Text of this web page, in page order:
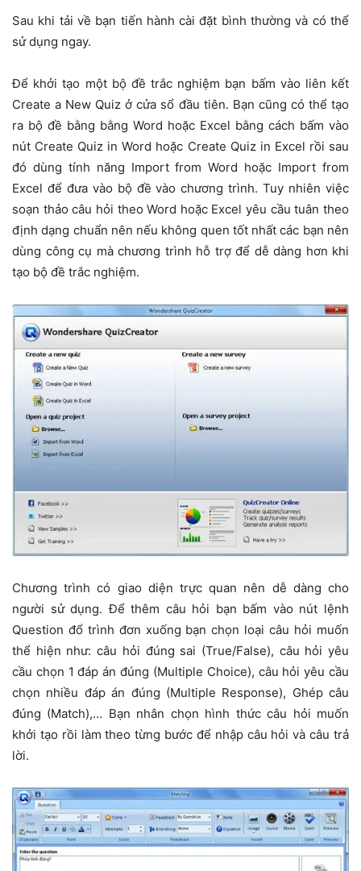
Sau khi tải về bạn tiến hành cài đặt bình thường và có thể
sử dụng ngay.
Để khởi tạo một bộ đề trắc nghiệm bạn bấm vào liên kết
Create a New Quiz ở cửa sổ đầu tiên. Bạn cũng có thể tạo
ra bộ đề bằng bằng Word hoặc Excel bằng cách bấm vào
nút Create Quiz in Word hoặc Create Quiz in Excel rồi sau
đó dùng tính năng Import from Word hoặc Import from
Excel để đưa vào bộ đề vào chương trình. Tuy nhiên việc
soạn thảo câu hỏi theo Word hoặc Excel yêu cầu tuân theo
định dạng chuẩn nên nếu không quen tốt nhất các bạn nên
dùng công cụ mà chương trình hỗ trợ để dễ dàng hơn khi
tạo bộ đề trắc nghiệm.
Chương trình có giao diện trực quan nên dễ dàng cho
người sử dụng. Để thêm câu hỏi bạn bấm vào nút lệnh
Question đổ trình đơn xuống bạn chọn loại câu hỏi muốn
thể hiện như: câu hỏi đúng sai (True/False), câu hỏi yêu
cầu chọn 1 đáp án đúng (Multiple Choice), câu hỏi yêu cầu
chọn nhiều đáp án đúng (Multiple Response), Ghép câu
đúng (Match),… Bạn nhân chọn hình thức câu hỏi muốn
khởi tạo rồi làm theo từng bước để nhập câu hỏi và câu trả
lời.